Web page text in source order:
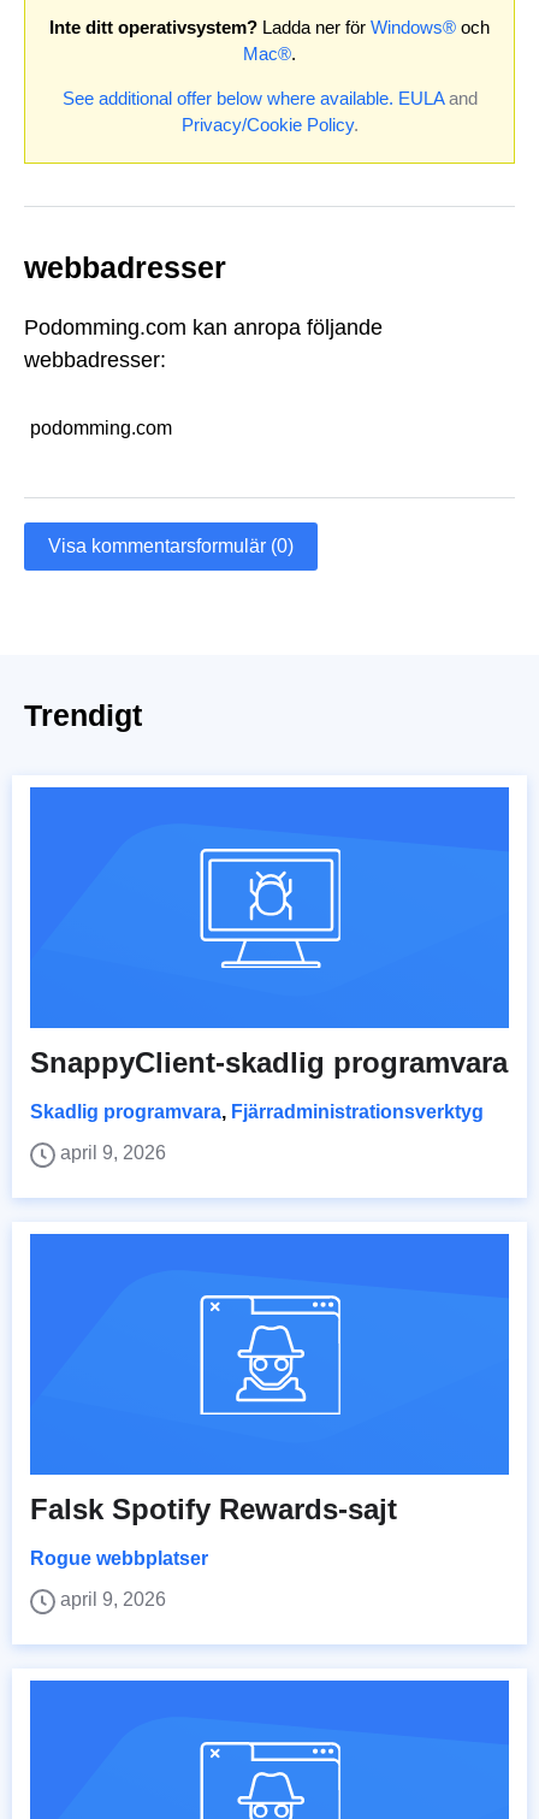
Inte ditt operativsystem? Ladda ner för Windows® och
Mac®.
See additional offer below where available. EULAand
Privacy/Cookie Policy.
webbadresser
Podomming.com kan anropa följande
webbadresser:
podomming.com
Visa kommentarsformulär (0)
Trendigt
SnappyClient-skadlig programvara
Skadlig programvara, Fjärradministrationsverktyg
april 9, 2026
Falsk Spotify Rewards-sajt
Rogue webbplatser
april 9, 2026